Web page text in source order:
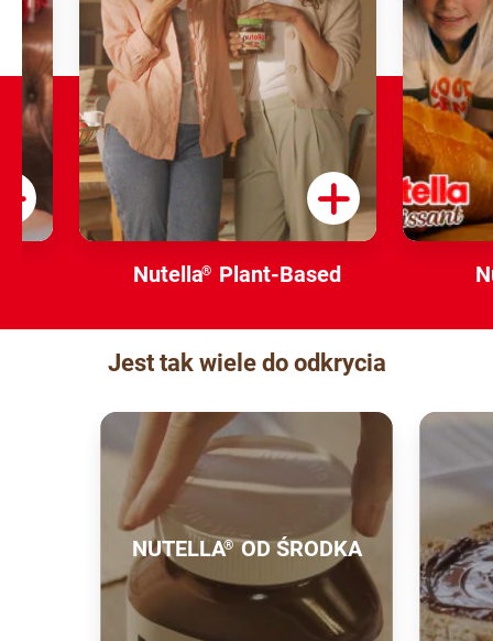
Nutella® Plant-Based
Jest tak wiele do odkrycia
NUTELLA®OD ŚRODKA